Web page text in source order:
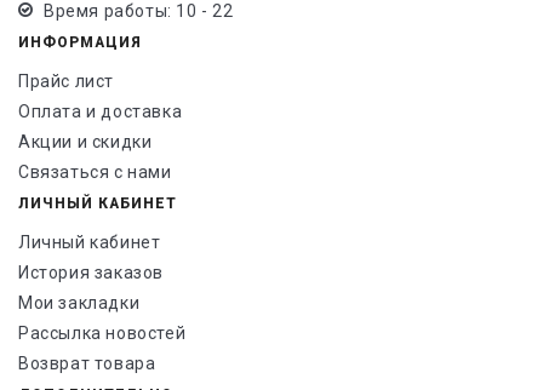
Время работы: 10 - 22
ИНФОРМАЦИЯ
Прайс лист
Оплата и доставка
Акции и скидки
Связаться с нами
ЛИЧНЫЙ КАБИНЕТ
Личный кабинет
История заказов
Мои закладки
Рассылка новостей
Возврат товара